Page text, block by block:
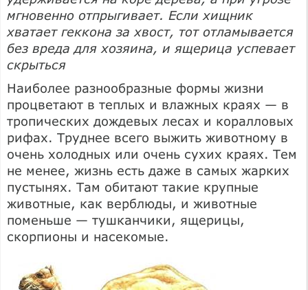
мгновенно отпрыгивает. Если хищник
хватает геккона за хвост, тот отламывается
без вреда для хозяина, и ящерица успевает
скрыться
Наиболее разнообразные формы жизни
процветают в теплых и влажных краях — в
тропических дождевых лесах и коралловых
рифах. Труднее всего выжить животному в
очень холодных или очень сухих краях. Тем
не менее, жизнь есть даже в самых жарких
пустынях. Там обитают такие крупные
животные, как верблюды, и животные
поменьше — тушканчики, ящерицы,
скорпионы и насекомые.